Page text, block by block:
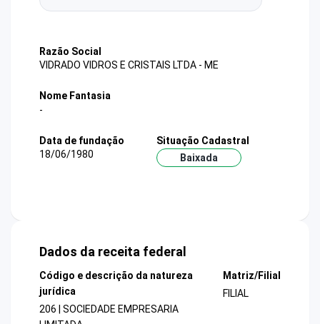
Razão Social
VIDRADO VIDROS E CRISTAIS LTDA - ME
Nome Fantasia
-
Data de fundação
18/06/1980
Situação Cadastral
Baixada
Dados da receita federal
Código e descrição da natureza
jurídica
206 | SOCIEDADE EMPRESARIA
Matriz/Filial
FILIAL